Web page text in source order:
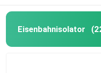
Eisenbahnisolator